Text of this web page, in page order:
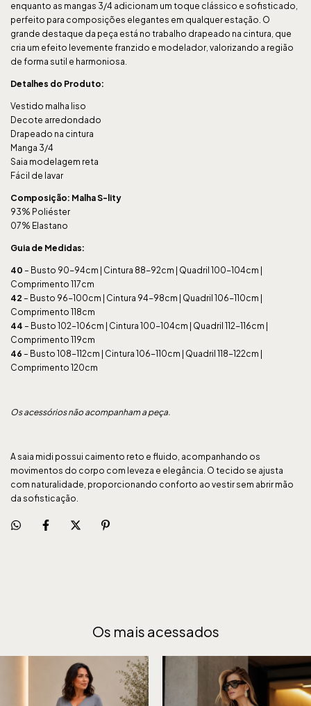
enquanto as mangas 3/4 adicionam um toque clássico e sofisticado,
perfeito para composições elegantes em qualquer estação. O
grande destaque da peça está no trabalho drapeado na cintura, que
cria um efeito levemente franzido e modelador, valorizando a região
de forma sutil e harmoniosa.
Detalhes do Produto:
Vestido malha liso
Decote arredondado
Drapeado na cintura
Manga 3/4
Saia modelagem reta
Fácil de lavar
Composição: Malha S-lity
93% Poliéster
07% Elastano
Guia de Medidas:
40 – Busto 90-94cm | Cintura 88-92cm | Quadril 100-104cm |
Comprimento 117cm
42 – Busto 96-100cm | Cintura 94-98cm | Quadril 106-110cm |
Comprimento 118cm
44 – Busto 102-106cm | Cintura 100-104cm | Quadril 112-116cm |
Comprimento 119cm
46 – Busto 108-112cm | Cintura 106-110cm | Quadril 118-122cm |
Comprimento 120cm
Os acessórios não acompanham a peça.
A saia midi possui caimento reto e fluido, acompanhando os
movimentos do corpo com leveza e elegância. O tecido se ajusta
com naturalidade, proporcionando conforto ao vestir sem abrir mão
da sofisticação.
Os mais acessados